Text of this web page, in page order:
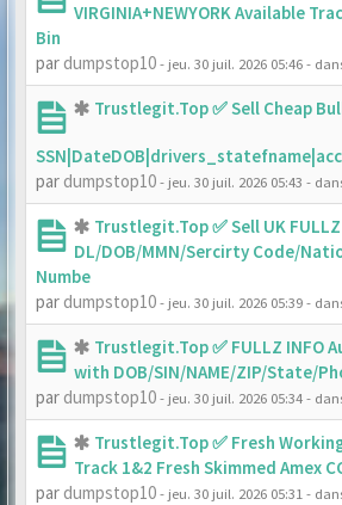
VIRGINIA+NEWYORK Available
Bin
par dumpstop10- jeu. 30 juil. 2026 05:46-
Trustlegit.Top ✅ Sell Cheap
par dumpstop10- jeu. 30 juil. 2026 05:43 -
Trustlegit.Top ✅ Sell UK
DL/DOB/MMN/Sercirty Code/
Numbe
par dumpstop10- jeu. 30 juil. 2026 05:39-
Trustlegit.Top ✅ FULLZ INFO
with DOB/SIN/NAME/ZIP/State/
par dumpstop10- jeu. 30 juil. 2026 05:34-
Trustlegit.Top ✅ Fresh
Track 1&2 Fresh Skimmed Amex
par dumpstop10- jeu. 30 juil. 2026 05:31 -